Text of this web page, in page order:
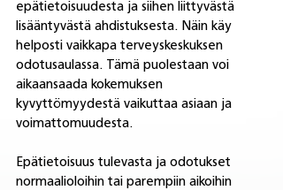
epätietoisuudesta ja siihen liittyvästä
lisääntyvästä ahdistuksesta. Näin käy
helposti vaikkapa terveyskeskuksen
odotusaulassa. Tämä puolestaan voi
aikaansaada kokemuksen
kyvyttömyydestä vaikuttaa asiaan ja
voimattomuudesta.
Epätietoisuus tulevasta ja odotukset
normaalioloihin tai parempiin aikoihin